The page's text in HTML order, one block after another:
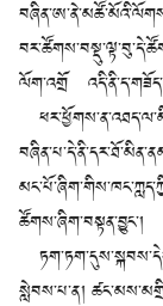
ལོག་འགྲོ
ཚོགས་ཞིག་བསྟན་བྱུང་།
སླེབས་པ་ན།